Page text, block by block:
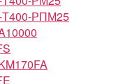
Т400-РПМ25